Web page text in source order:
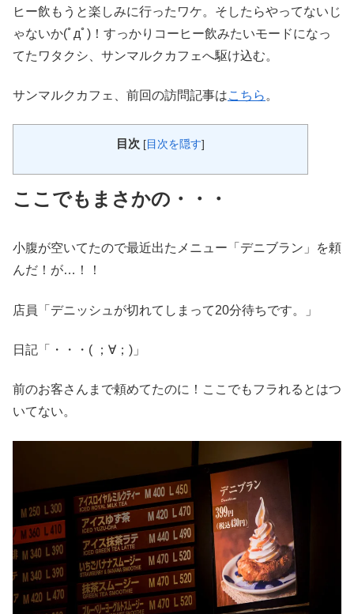
ヒー飲もうと楽しみに行ったワケ。そしたらやってないじ
ゃないか(ﾟдﾟ)！すっかりコーヒー飲みたいモードになっ
てたワタクシ、サンマルクカフェへ駆け込む。
サンマルクカフェ、前回の訪問記事はこちら 。
目次 [ 目次を隠す]
ここでもまさかの・・・
小腹が空いてたので最近出たメニュー「デニブラン」を頼
んだ！が…！！
店員「デニッシュが切れてしまって20分待ちです。」
日記「・・・( ；∀；)」
前のお客さんまで頼めてたのに！ここでもフラれるとはつ
いてない。